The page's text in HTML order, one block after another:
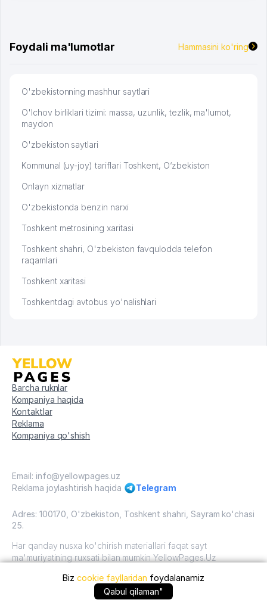
Foydali ma'lumotlar Hammasini ko'ring
O'zbekistonning mashhur saytlari
O'lchov birliklari tizimi: massa, uzunlik, tezlik, ma'lumot,
maydon
O'zbekiston saytlari
Kommunal (uy-joy) tariflari Toshkent, O‘zbekiston
Onlayn xizmatlar
O'zbekistonda benzin narxi
Toshkent metrosining xaritasi
Toshkent shahri, O'zbekiston favqulodda telefon
raqamlari
Toshkent xaritasi
Toshkentdagi avtobus yo'nalishlari
Barcha ruknlar
Kompaniya haqida
Kontaktlar
Reklama
Kompaniya qo'shish
Email: info@yellowpages.uz
Reklama joylashtirish haqida
Telegram
Adres: 100170, O'zbekiston, Toshkent shahri, Sayram ko'chasi
25.
Har qanday nusxa ko'chirish materiallari faqat sayt
ma'muriyatining ruxsati bilan mumkin YellowPages.Uz
O'zbekiston, 2009 - 2026 / O'zbekiston "sariq
sahifalar"mualliflik huquqi. Barcha huquqlar himoyalangan.
Bizcookie fayllaridan foydalanamiz
Qabul qilaman"